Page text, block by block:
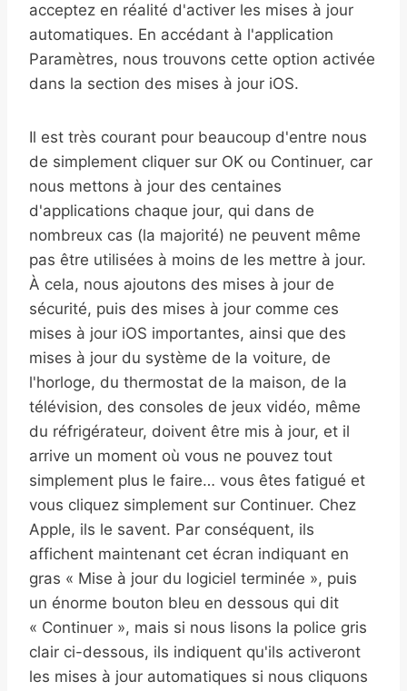
acceptez en réalité d'activer les mises à jour
automatiques. En accédant à l'application
Paramètres, nous trouvons cette option activée
dans la section des mises à jour iOS.
Il est très courant pour beaucoup d'entre nous
de simplement cliquer sur OK ou Continuer, car
nous mettons à jour des centaines
d'applications chaque jour, qui dans de
nombreux cas (la majorité) ne peuvent même
pas être utilisées à moins de les mettre à jour.
À cela, nous ajoutons des mises à jour de
sécurité, puis des mises à jour comme ces
mises à jour iOS importantes, ainsi que des
mises à jour du système de la voiture, de
l'horloge, du thermostat de la maison, de la
télévision, des consoles de jeux vidéo, même
du réfrigérateur, doivent être mis à jour, et il
arrive un moment où vous ne pouvez tout
simplement plus le faire… vous êtes fatigué et
vous cliquez simplement sur Continuer. Chez
Apple, ils le savent. Par conséquent, ils
affichent maintenant cet écran indiquant en
gras « Mise à jour du logiciel terminée », puis
un énorme bouton bleu en dessous qui dit
« Continuer », mais si nous lisons la police gris
clair ci-dessous, ils indiquent qu'ils activeront
les mises à jour automatiques si nous cliquons